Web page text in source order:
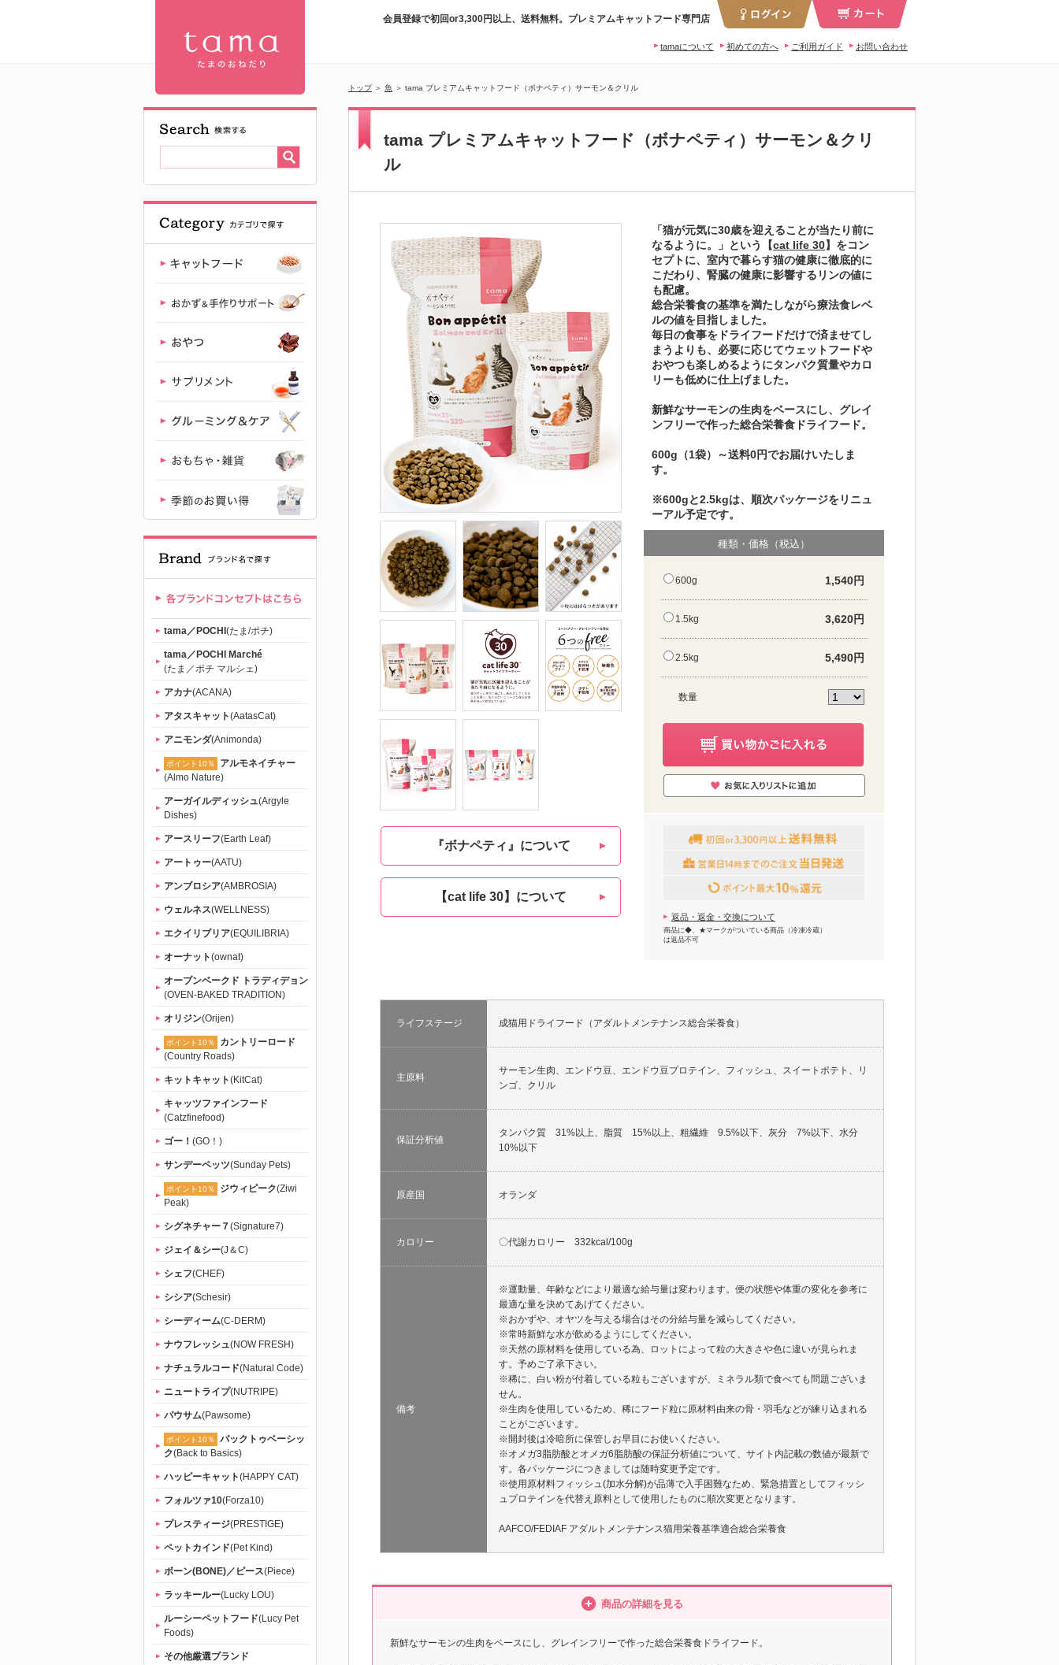
tama ボナペ
ティ サー
モン＆クリ
ル | プレ
ミアムキャ
ットフード
専門店「た
まのおねだ
り
（tama）」
公式サイト |
【公式】プ
レミアムキ
ャットフー
ド専門店
「たまのお
ねだり
（tama）」
｜初回送料
無料
会員登録で初回or3,300円以上、送料無料。プレミアムキャットフード専門店
お問い合わせ
ご利用ガイド
初めての方へ
tamaについて
トップ ＞ 魚 ＞ tama プレミアムキャットフード（ボナペティ）サーモン＆クリル
tama／POCHI (たま/ポチ)
tama／POCHI Marché
(たま／ポチ マルシェ)
アカナ(ACANA)
アタスキャット(AatasCat)
アニモンダ(Animonda)
ポイント10％
アルモネイチャー
(Almo Nature)
アーガイルディッシュ(Argyle
Dishes)
アースリーフ(Earth Leaf)
アートゥー(AATU)
アンブロシア(AMBROSIA)
ウェルネス(WELLNESS)
エクイリブリア(EQUILIBRIA)
オーナット(ownat)
オーブンベークド トラディデョン
(OVEN-BAKED TRADITION)
オリジン(Orijen)
ポイント10％
カントリーロード
(Country Roads)
キットキャット(KitCat)
キャッツファインフード
(Catzfinefood)
ゴー！ (GO！)
サンデーペッツ(Sunday Pets)
ポイント10％ ジウィピーク(Ziwi
Peak)
シグネチャー７(Signature7)
ジェイ＆シー(J＆C)
シェフ(CHEF)
シシア(Schesir)
シーディーム(C-DERM)
ナウフレッシュ(NOW FRESH)
ナチュラルコード(Natural Code)
ニュートライプ(NUTRIPE)
パウサム(Pawsome)
ポイント10％
バックトゥベーシッ
ク(Back to Basics)
ハッピーキャット(HAPPY CAT)
フォルツァ10(Forza10)
プレスティージ(PRESTIGE)
ペットカインド(Pet Kind)
ボーン(BONE)／ピース(Piece)
ラッキールー(Lucky LOU)
ルーシーペットフード(Lucy Pet
Foods)
その他厳選ブランド
tama プレミアムキャットフード（ボナペティ）サーモン＆クリ
ル
『ボナペティ』について
【cat life 30】について
「猫が元気に30歳を迎えることが当たり前に
なるように。」という【cat life 30】をコン
セプトに、室内で暮らす猫の健康に徹底的に
こだわり、腎臓の健康に影響するリンの値に
も配慮。
総合栄養食の基準を満たしながら療法食レベ
ルの値を目指しました。
毎日の食事をドライフードだけで済ませてし
まうよりも、必要に応じてウェットフードや
おやつも楽しめるようにタンパク質量やカロ
リーも低めに仕上げました。
新鮮なサーモンの生肉をベースにし、グレイ
ンフリーで作った総合栄養食ドライフード。
600g（1袋）～送料0円でお届けいたしま
す。
※600gと2.5kgは、順次パッケージをリニュ
ーアル予定です。
種類・価格（税込）
600g 1,540円
1.5kg 3,620円
2.5kg 5,490円
数量
返品・返金・交換について
商品に◆、★マークがついている商品（冷凍冷蔵）
は返品不可
ライフステージ 成猫用ドライフード（アダルトメンテナンス総合栄養食）
主原料
サーモン生肉、エンドウ豆、エンドウ豆プロテイン、フィッシュ、スイートポテト、リ
ンゴ、クリル
保証分析値
タンパク質 31%以上、脂質 15%以上、粗繊維 9.5%以下、灰分 7%以下、水分
10%以下
原産国 オランダ
カロリー 〇代謝カロリー 332kcal/100g
備考
※運動量、年齢などにより最適な給与量は変わります。便の状態や体重の変化を参考に
最適な量を決めてあげてください。
※おかずや、オヤツを与える場合はその分給与量を減らしてください。
※常時新鮮な水が飲めるようにしてください。
※天然の原材料を使用している為、ロットによって粒の大きさや色に違いが見られま
す。予めご了承下さい。
※稀に、白い粉が付着している粒もございますが、ミネラル類で食べても問題ございま
せん。
※生肉を使用しているため、稀にフード粒に原材料由来の骨・羽毛などが練り込まれる
ことがございます。
※開封後は冷暗所に保管しお早目にお使いください。
※オメガ3脂肪酸とオメガ6脂肪酸の保証分析値について、サイト内記載の数値が最新で
す。各パッケージにつきましては随時変更予定です。
※使用原材料フィッシュ(加水分解)が品薄で入手困難なため、緊急措置としてフィッシ
ュプロテインを代替え原料として使用したものに順次変更となります。
AAFCO/FEDIAF アダルトメンテナンス猫用栄養基準適合総合栄養食
商品の詳細を見る
新鮮なサーモンの生肉をベースにし、グレインフリーで作った総合栄養食ドライフード。